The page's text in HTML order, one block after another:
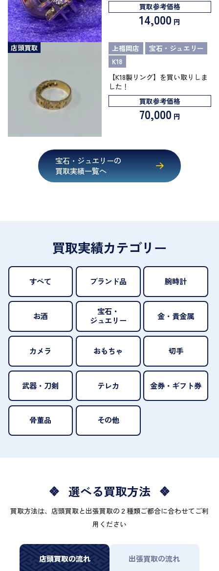
買取参考価格
14,000 円
店頭買取 上福岡店
宝石・ジュエリー
K18
【K18製リング】を買い取りしま
した！
買取参考価格
70,000 円
宝石・ジュエリーの
買取実績一覧へ
買取実績カテゴリー
すべて ブランド品 腕時計
お酒
宝石・
ジュエリー
金・貴金属
カメラ おもちゃ 切手
武器・刀剣 テレカ 金券・ギフト券
骨董品 その他
選べる買取方法
買取方法は、店頭買取と出張買取の２種類ご都合に合わせてご利
用ください
店頭買取の流れ 出張買取の流れ